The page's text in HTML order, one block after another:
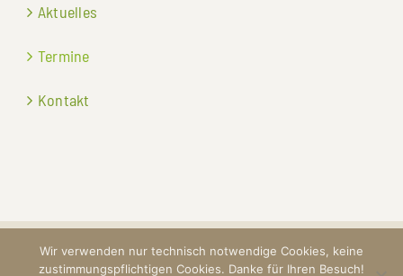
Aktuelles
Termine
Kontakt
© 2026 Schafzuchtverband
Wir verwenden nur technisch notwendige Cookies, keine
zustimmungspflichtigen Cookies. Danke für Ihren Besuch!